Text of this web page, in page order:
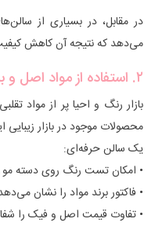
در مقابل، در بسیاری از
می‌دهد که نتیجه آن کاهش
۲. استفاده از مواد اصل و برندهای معتبر
محصولات موجود در بازار
یک سالن حرفه‌ای:
• امکان تست رنگ روی دسته مو
• فاکتور برند مواد را نشان
• تفاوت قیمت اصل و فیک را